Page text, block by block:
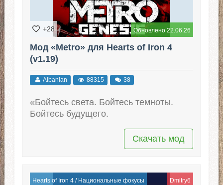
Обновлено 22.06.26
+28
Мод «Metro» для Hearts of Iron 4
(v1.19)
Albanian 88315 38
«Бойтесь света. Бойтесь темноты.
Бойтесь будущего.
Скачать мод
Hearts of Iron 4/ Национальные фокусы Dmitry6